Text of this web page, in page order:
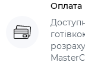
Оплата